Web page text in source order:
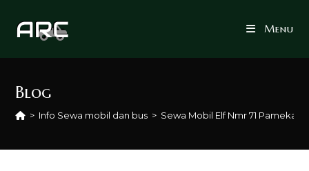
Menu
Blog
> Info Sewa mobil dan bus > Sewa Mobil Elf Nmr 71